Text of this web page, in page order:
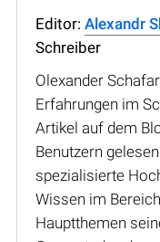
Editor: Alexandr
Schreiber
Olexander
Erfahrungen im
Artikel auf dem
Benutzern
spezialisierte
Wissen im
Hauptthemen